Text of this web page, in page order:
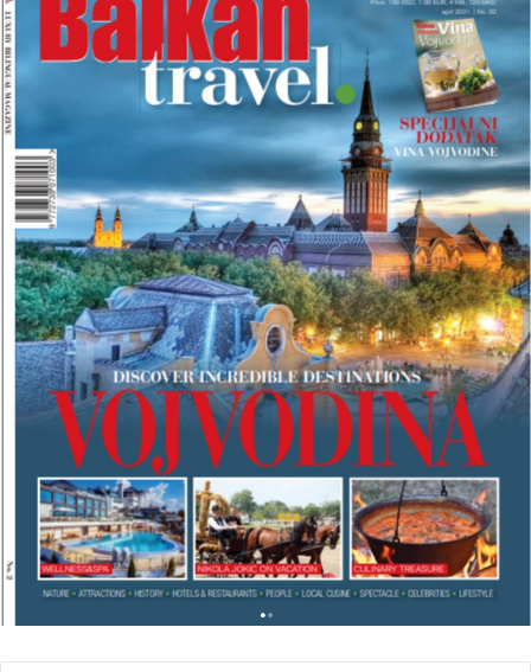
R
O
J
B
A
L
A